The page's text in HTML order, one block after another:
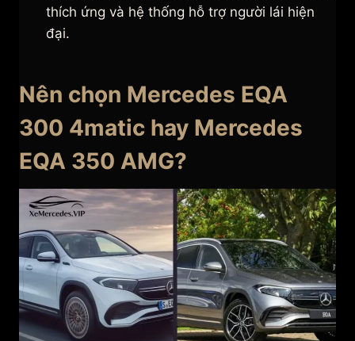
thích ứng và hệ thống hỗ trợ người lái hiện
đại.
Nên chọn Mercedes EQA
300 4matic hay Mercedes
EQA 350 AMG?